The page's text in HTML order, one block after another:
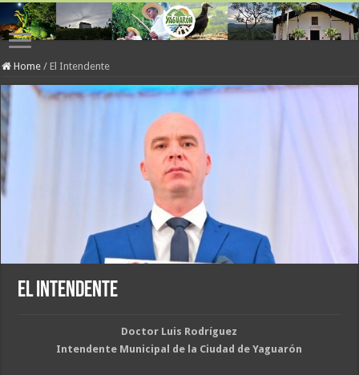
Home / El Intendente
El Intendente
Doctor Luis Rodríguez
Intendente Municipal de la Ciudad de Yaguarón